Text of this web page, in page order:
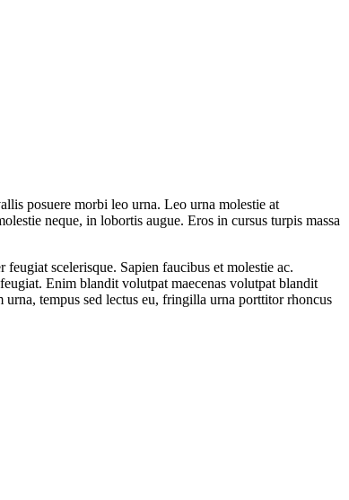
posuere morbi leo urna. Leo urna molestie at
neque, in lobortis augue. Eros in cursus turpis massa
scelerisque. Sapien faucibus et molestie ac.
Enim blandit volutpat maecenas volutpat blandit
tempus sed lectus eu, fringilla urna porttitor rhoncus